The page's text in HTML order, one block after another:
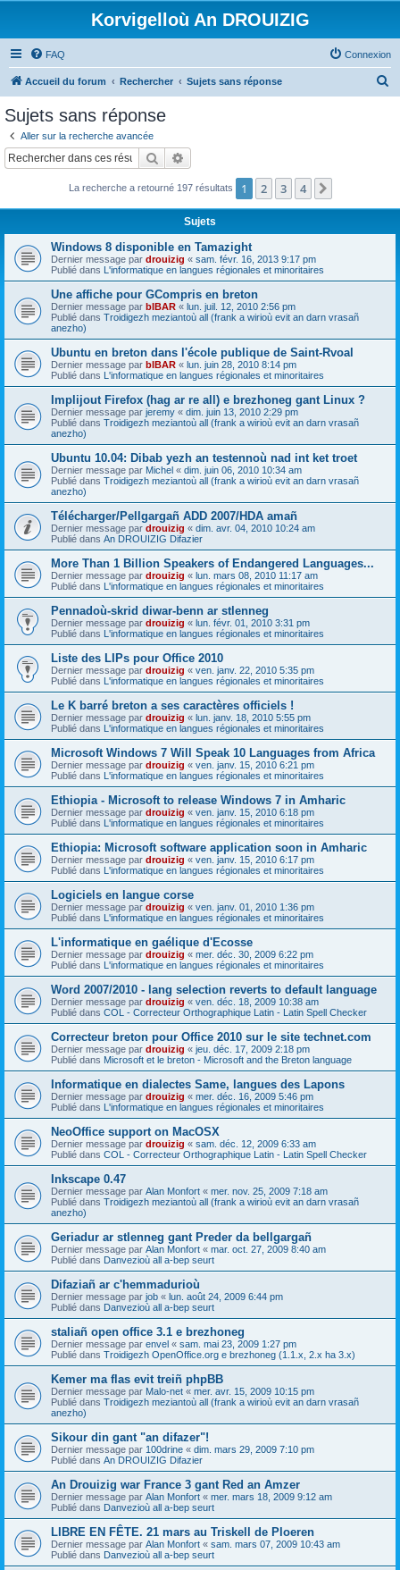
Korvigelloù An DROUIZIG
FAQ Connexion
Accueil du forum Rechercher Sujets sans réponse
c
Sujets sans réponse
Aller sur la recherche avancée
Rechercher
La recherche a retourné 197 résultats 1 2 3 4
Sujets
Windows 8 disponible en Tamazight
Dernier message par drouizig « sam. févr. 16, 2013 9:17 pm
Publié dans L'informatique en langues régionales et minoritaires
Une affiche pour GCompris en breton
Dernier message par bIBAR « lun. juil. 12, 2010 2:56 pm
Publié dans Troidigezh meziantoù all (frank a wirioù evit an darn vrasañ
anezho)
Ubuntu en breton dans l'école publique de Saint-Rvoal
Dernier message par bIBAR « lun. juin 28, 2010 8:14 pm
Publié dans L'informatique en langues régionales et minoritaires
Implijout Firefox (hag ar re all) e brezhoneg gant Linux ?
Dernier message par jeremy « dim. juin 13, 2010 2:29 pm
Publié dans Troidigezh meziantoù all (frank a wirioù evit an darn vrasañ
anezho)
Ubuntu 10.04: Dibab yezh an testennoù nad int ket troet
Dernier message par Michel « dim. juin 06, 2010 10:34 am
Publié dans Troidigezh meziantoù all (frank a wirioù evit an darn vrasañ
anezho)
Télécharger/Pellgargañ ADD 2007/HDA amañ
Dernier message par drouizig « dim. avr. 04, 2010 10:24 am
Publié dans An DROUIZIG Difazier
More Than 1 Billion Speakers of Endangered Languages...
Dernier message par drouizig « lun. mars 08, 2010 11:17 am
Publié dans L'informatique en langues régionales et minoritaires
Pennadoù-skrid diwar-benn ar stlenneg
Dernier message par drouizig « lun. févr. 01, 2010 3:31 pm
Publié dans L'informatique en langues régionales et minoritaires
Liste des LIPs pour Office 2010
Dernier message par drouizig « ven. janv. 22, 2010 5:35 pm
Publié dans L'informatique en langues régionales et minoritaires
Le K barré breton a ses caractères officiels !
Dernier message par drouizig « lun. janv. 18, 2010 5:55 pm
Publié dans L'informatique en langues régionales et minoritaires
Microsoft Windows 7 Will Speak 10 Languages from Africa
Dernier message par drouizig « ven. janv. 15, 2010 6:21 pm
Publié dans L'informatique en langues régionales et minoritaires
Ethiopia - Microsoft to release Windows 7 in Amharic
Dernier message par drouizig « ven. janv. 15, 2010 6:18 pm
Publié dans L'informatique en langues régionales et minoritaires
Ethiopia: Microsoft software application soon in Amharic
Dernier message par drouizig « ven. janv. 15, 2010 6:17 pm
Publié dans L'informatique en langues régionales et minoritaires
Logiciels en langue corse
Dernier message par drouizig « ven. janv. 01, 2010 1:36 pm
Publié dans L'informatique en langues régionales et minoritaires
L'informatique en gaélique d'Ecosse
Dernier message par drouizig « mer. déc. 30, 2009 6:22 pm
Publié dans L'informatique en langues régionales et minoritaires
Word 2007/2010 - lang selection reverts to default language
Dernier message par drouizig « ven. déc. 18, 2009 10:38 am
Publié dans COL - Correcteur Orthographique Latin - Latin Spell Checker
Correcteur breton pour Office 2010 sur le site technet.com
Dernier message par drouizig « jeu. déc. 17, 2009 2:18 pm
Publié dans Microsoft et le breton - Microsoft and the Breton language
Informatique en dialectes Same, langues des Lapons
Dernier message par drouizig « mer. déc. 16, 2009 5:46 pm
Publié dans L'informatique en langues régionales et minoritaires
NeoOffice support on MacOSX
Dernier message par drouizig « sam. déc. 12, 2009 6:33 am
Publié dans COL - Correcteur Orthographique Latin - Latin Spell Checker
Inkscape 0.47
Dernier message par Alan Monfort « mer. nov. 25, 2009 7:18 am
Publié dans Troidigezh meziantoù all (frank a wirioù evit an darn vrasañ
anezho)
Geriadur ar stlenneg gant Preder da bellgargañ
Dernier message par Alan Monfort « mar. oct. 27, 2009 8:40 am
Publié dans Danvezioù all a-bep seurt
Difaziañ ar c'hemmadurioù
Dernier message par job « lun. août 24, 2009 6:44 pm
Publié dans Danvezioù all a-bep seurt
staliañ open office 3.1 e brezhoneg
Dernier message par envel « sam. mai 23, 2009 1:27 pm
Publié dans Troidigezh OpenOffice.org e brezhoneg (1.1.x, 2.x ha 3.x)
Kemer ma flas evit treiñ phpBB
Dernier message par Malo-net « mer. avr. 15, 2009 10:15 pm
Publié dans Troidigezh meziantoù all (frank a wirioù evit an darn vrasañ
anezho)
Sikour din gant "an difazer"!
Dernier message par 100drine « dim. mars 29, 2009 7:10 pm
Publié dans An DROUIZIG Difazier
An Drouizig war France 3 gant Red an Amzer
Dernier message par Alan Monfort « mer. mars 18, 2009 9:12 am
Publié dans Danvezioù all a-bep seurt
LIBRE EN FÊTE. 21 mars au Triskell de Ploeren
Dernier message par Alan Monfort « sam. mars 07, 2009 10:43 am
Publié dans Danvezioù all a-bep seurt